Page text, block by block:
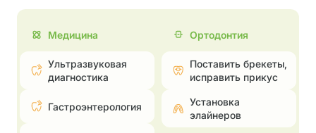
Медицина
Ультразвуковая
диагностика
Гастроэнтерология
Ортодонтия
Поставить брекеты,
исправить прикус
Установка
элайнеров